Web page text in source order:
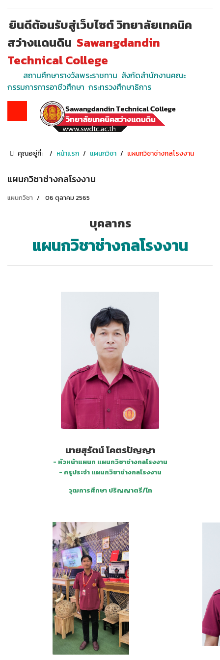
ยินดีต้อนรับสู่เว็บไซต์ วิทยาลัยเทคนิค
สว่างแดนดิน Sawangdandin
Technical College
สถานศึกษารางวัลพระราชทาน สังกัดสำนักงานคณะ
กรรมการการอาชีวศึกษา กระทรวงศึกษาธิการ
คุณอยู่ที่: หน้าแรก แผนกวิชา แผนกวิชาช่างกลโรงงาน
แผนกวิชาช่างกลโรงงาน
แผนกวิชา 06 ตุลาคม 2565
บุคลากร
แผนกวิชาช่างกลโรงงาน
นายสุรัตน์ โคตรปัญญา
- หัวหน้าแผนก แผนกวิชาช่างกลโรงงาน
- ครูประจำ แผนกวิชาช่างกลโรงงาน
วุฒการศึกษา ปริญญาตรี/โท